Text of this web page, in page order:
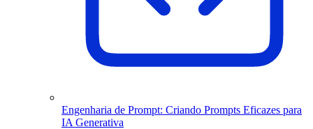
Engenharia de Prompt: Criando Prompts Eficazes para
IA Generativa